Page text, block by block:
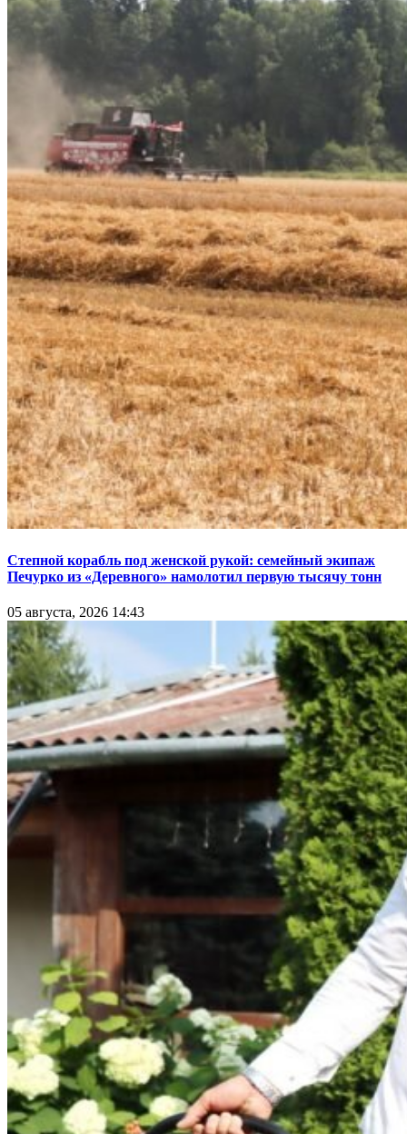
Степной корабль под женской рукой: семейный экипаж
Печурко из «Деревного» намолотил первую тысячу тонн
05 августа, 2026 14:43